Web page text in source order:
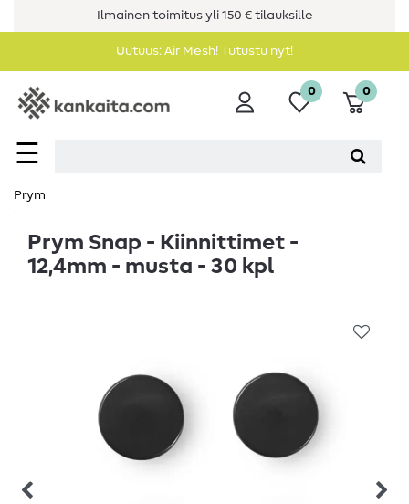
Ilmainen toimitus yli 150 € tilauksille
Uutuus: Air Mesh! Tutustu nyt!
☰
0 0
Prym
Prym Snap - Kiinnittimet -
12,4mm - musta - 30 kpl